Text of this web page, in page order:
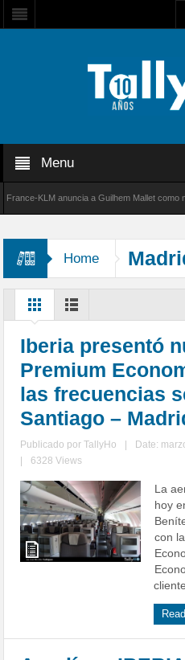
Menu
KLM anuncia a Guilhem Mallet como
Home
Iberia presentó
Premium
las frecuencias
Santiago –
Publicado porTallyHo Date:
6328 Views
La
hoy
con